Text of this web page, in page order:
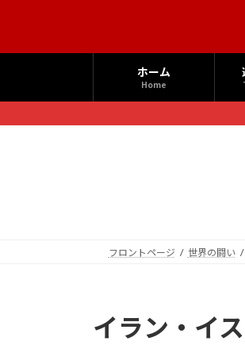
へ
ス
ョ
ン
ホーム
Home
フロントページ 世界の闘い
イラン・イ